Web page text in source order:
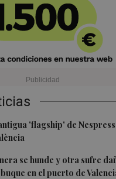
'flagship' de
se hunde y otra sufre
en el puerto de